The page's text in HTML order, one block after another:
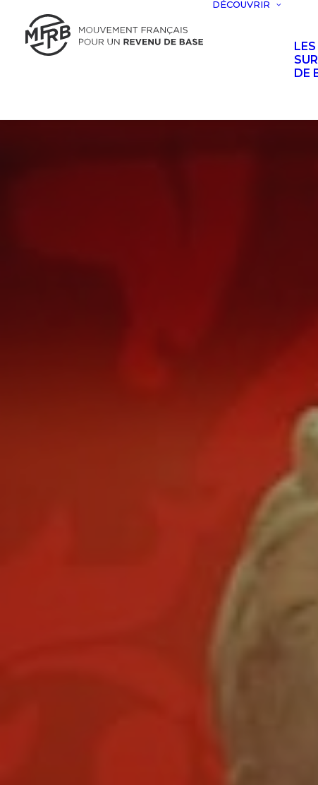
DÉCOUVRIR
DE